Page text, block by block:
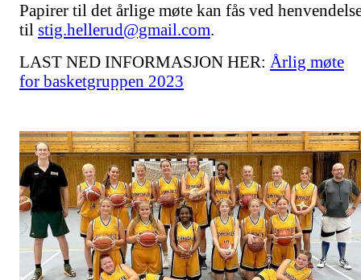
Papirer til det årlige møte kan fås ved
til stig.hellerud@gmail.com.
LAST NED INFORMASJON HER: Årlig møte
for basketgruppen 2023